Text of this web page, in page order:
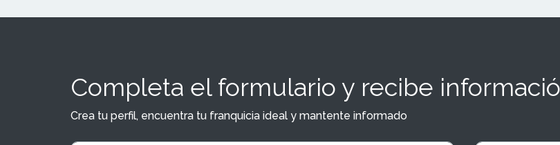
Completa el formulario y recibe
Crea tu perfil, encuentra tu franquicia ideal y mantente informado